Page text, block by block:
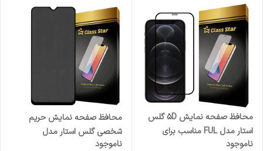
محافظ صفحه نمایش 5D گلس
استار مدل FUL مناسب برای
ناموجود
محافظ صفحه نمایش حریم
شخصی گلس استار مدل
ناموجود